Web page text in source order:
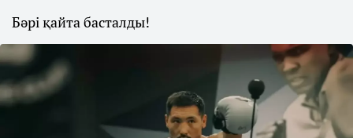
Бәрі қайта басталды!